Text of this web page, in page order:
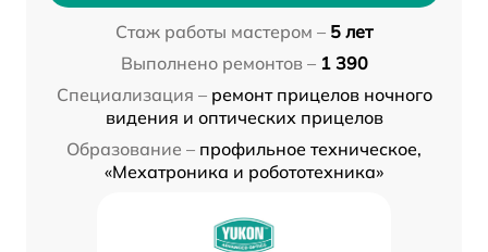
Стаж работы мастером – 5 лет
Выполнено ремонтов – 1 390
Специализация – ремонт прицелов ночного
видения и оптических прицелов
Образование – профильное техническое,
«Мехатроника и робототехника»